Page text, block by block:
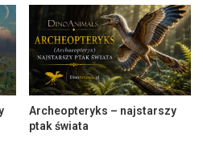
Archeopteryks – najstarszy
ptak świata